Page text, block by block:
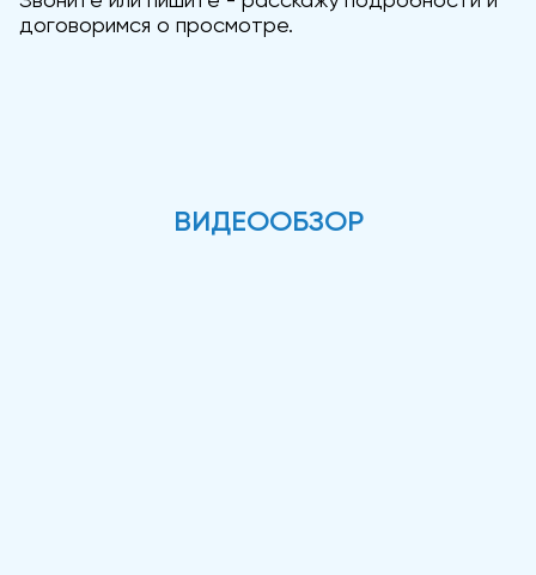
договоримся о просмотре.
ВИДЕООБЗОР